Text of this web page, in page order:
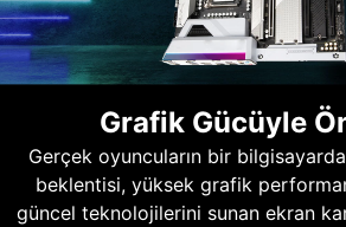
Grafik Gücüyle
Gerçek oyuncuların bir
beklentisi, yüksek grafik
güncel teknolojilerini sunan ekran